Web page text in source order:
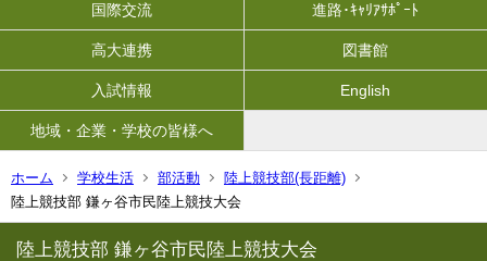
国際交流 進路･ｷｬﾘｱｻﾎﾟｰﾄ
高大連携 図書館
入試情報 English
地域・企業・学校の皆様へ
ホーム 学校生活 部活動
陸上競技部(長距離)
陸上競技部 鎌ヶ谷市民陸上競技大会
陸上競技部 鎌ヶ谷市民陸上競技大会